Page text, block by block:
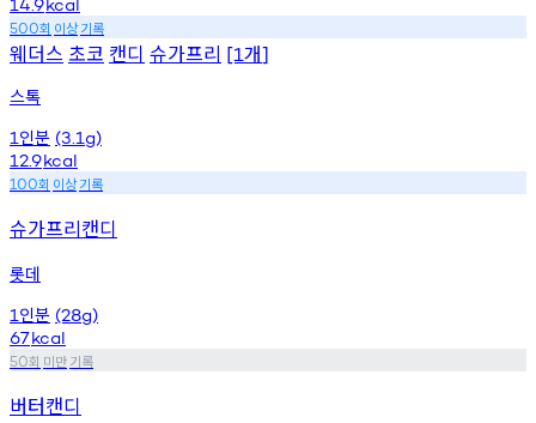
500회 이상기록
웨더스 초코 캔디 슈가프리 [1개]
스톡
1 인분 (3.1g)
12.9kcal
100회 이상기록
슈가프리캔디
롯데
1 인분 (28g)
67kcal
50회 미만기록
버터캔디